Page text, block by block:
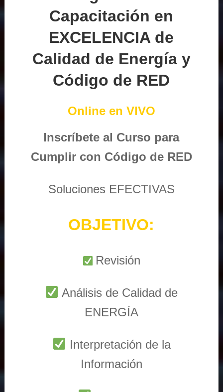
Capacitación en
EXCELENCIA de
Calidad de Energía y
Código de RED
Online en VIVO
Inscríbete al Curso para
Cumplir con Código de RED
Soluciones EFECTIVAS
OBJETIVO:
Revisión
Análisis de Calidad de
ENERGÍA
Interpretación de la
Información